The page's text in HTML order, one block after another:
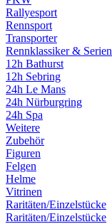
Rallyesport
Rennsport
Transporter
Rennklassiker & Serien
12h Bathurst
12h Sebring
24h Le Mans
24h Nürburgring
24h Spa
Weitere
Zubehör
Figuren
Felgen
Helme
Vitrinen
Raritäten/Einzelstücke
Raritäten/Einzelstücke